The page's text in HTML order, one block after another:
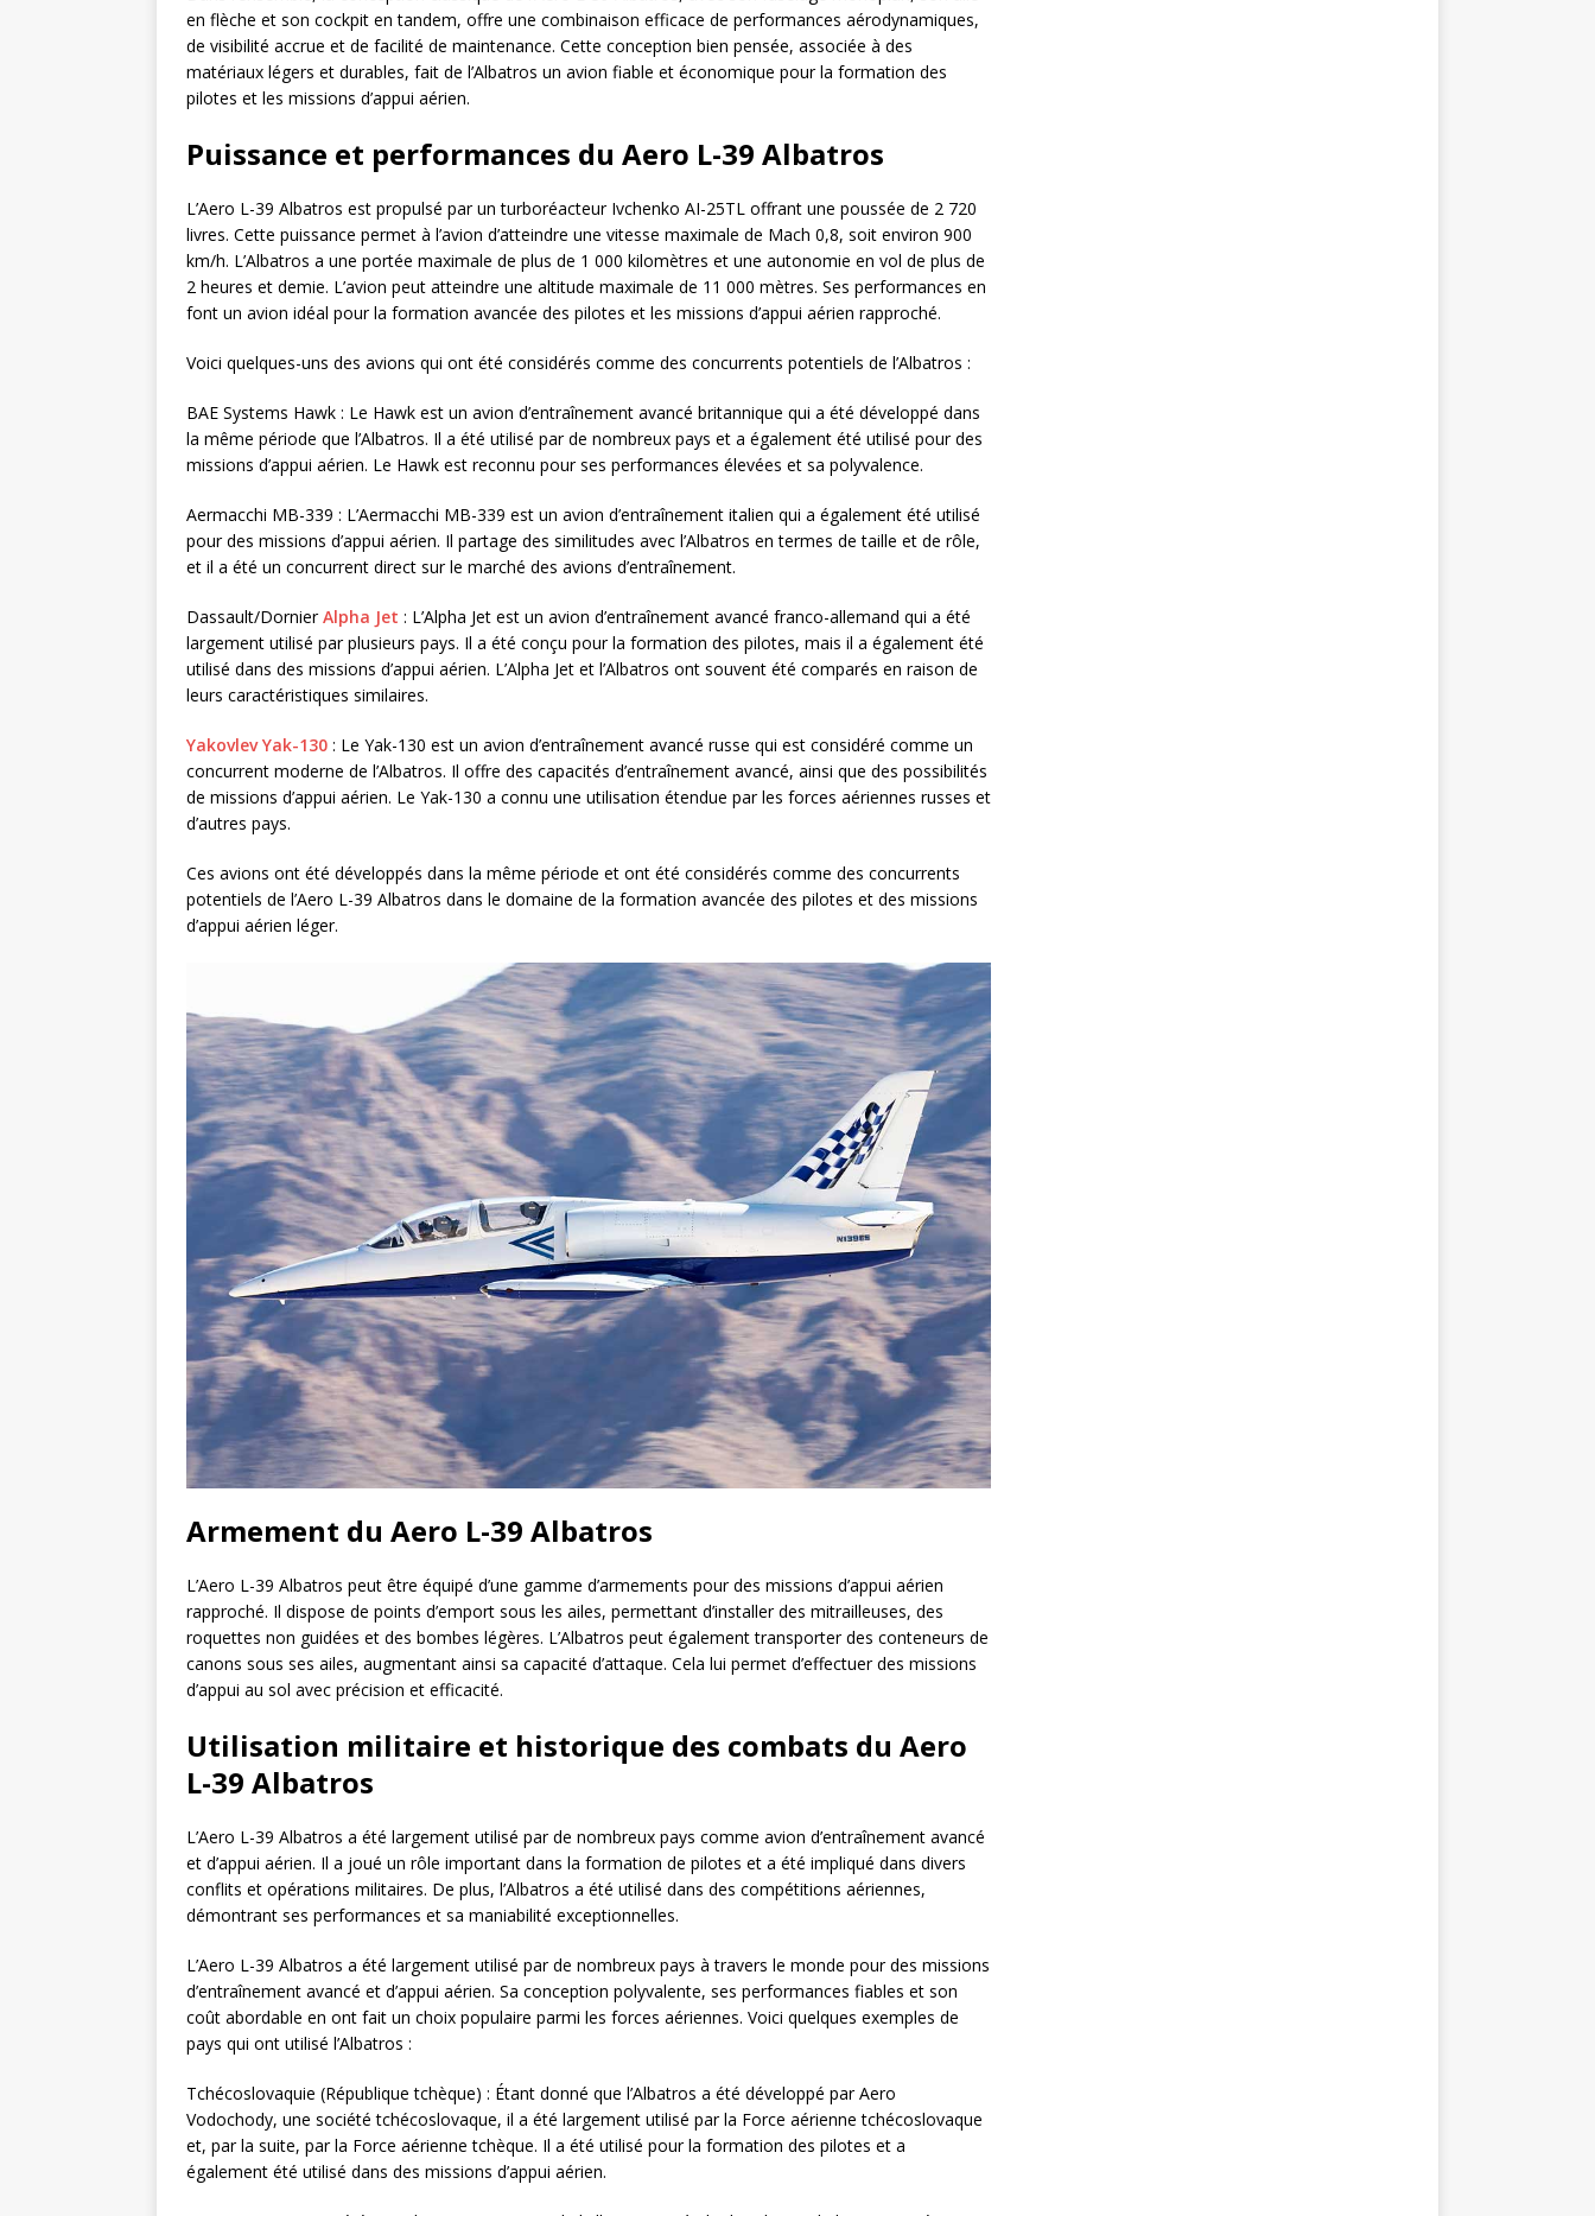
en flèche et son cockpit en tandem, offre une combinaison efficace de performances aérodynamiques,
de visibilité accrue et de facilité de maintenance. Cette conception bien pensée, associée à des
matériaux légers et durables, fait de l’Albatros un avion fiable et économique pour la formation des
pilotes et les missions d’appui aérien.
Puissance et performances du Aero L-39 Albatros
L’Aero L-39 Albatros est propulsé par un turboréacteur Ivchenko AI-25TL offrant une poussée de 2 720
livres. Cette puissance permet à l’avion d’atteindre une vitesse maximale de Mach 0,8, soit environ 900
km/h. L’Albatros a une portée maximale de plus de 1 000 kilomètres et une autonomie en vol de plus de
2 heures et demie. L’avion peut atteindre une altitude maximale de 11 000 mètres. Ses performances en
font un avion idéal pour la formation avancée des pilotes et les missions d’appui aérien rapproché.
Voici quelques-uns des avions qui ont été considérés comme des concurrents potentiels de l’Albatros :
BAE Systems Hawk : Le Hawk est un avion d’entraînement avancé britannique qui a été développé dans
la même période que l’Albatros. Il a été utilisé par de nombreux pays et a également été utilisé pour des
missions d’appui aérien. Le Hawk est reconnu pour ses performances élevées et sa polyvalence.
Aermacchi MB-339 : L’Aermacchi MB-339 est un avion d’entraînement italien qui a également été utilisé
pour des missions d’appui aérien. Il partage des similitudes avec l’Albatros en termes de taille et de rôle,
et il a été un concurrent direct sur le marché des avions d’entraînement.
Dassault/DornierAlpha Jet : L’Alpha Jet est un avion d’entraînement avancé franco-allemand qui a été
largement utilisé par plusieurs pays. Il a été conçu pour la formation des pilotes, mais il a également été
utilisé dans des missions d’appui aérien. L’Alpha Jet et l’Albatros ont souvent été comparés en raison de
leurs caractéristiques similaires.
Yakovlev Yak-130 : Le Yak-130 est un avion d’entraînement avancé russe qui est considéré comme un
concurrent moderne de l’Albatros. Il offre des capacités d’entraînement avancé, ainsi que des possibilités
de missions d’appui aérien. Le Yak-130 a connu une utilisation étendue par les forces aériennes russes et
d’autres pays.
Ces avions ont été développés dans la même période et ont été considérés comme des concurrents
potentiels de l’Aero L-39 Albatros dans le domaine de la formation avancée des pilotes et des missions
d’appui aérien léger.
Armement du Aero L-39 Albatros
L’Aero L-39 Albatros peut être équipé d’une gamme d’armements pour des missions d’appui aérien
rapproché. Il dispose de points d’emport sous les ailes, permettant d’installer des mitrailleuses, des
roquettes non guidées et des bombes légères. L’Albatros peut également transporter des conteneurs de
canons sous ses ailes, augmentant ainsi sa capacité d’attaque. Cela lui permet d’effectuer des missions
d’appui au sol avec précision et efficacité.
Utilisation militaire et historique des combats du Aero
L-39 Albatros
L’Aero L-39 Albatros a été largement utilisé par de nombreux pays comme avion d’entraînement avancé
et d’appui aérien. Il a joué un rôle important dans la formation de pilotes et a été impliqué dans divers
conflits et opérations militaires. De plus, l’Albatros a été utilisé dans des compétitions aériennes,
démontrant ses performances et sa maniabilité exceptionnelles.
L’Aero L-39 Albatros a été largement utilisé par de nombreux pays à travers le monde pour des missions
d’entraînement avancé et d’appui aérien. Sa conception polyvalente, ses performances fiables et son
coût abordable en ont fait un choix populaire parmi les forces aériennes. Voici quelques exemples de
pays qui ont utilisé l’Albatros :
Tchécoslovaquie (République tchèque) : Étant donné que l’Albatros a été développé par Aero
Vodochody, une société tchécoslovaque, il a été largement utilisé par la Force aérienne tchécoslovaque
et, par la suite, par la Force aérienne tchèque. Il a été utilisé pour la formation des pilotes et a
également été utilisé dans des missions d’appui aérien.